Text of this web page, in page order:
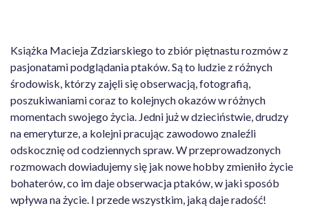
Książka Macieja Zdziarskiego to zbiór piętnastu rozmów z
pasjonatami podglądania ptaków. Są to ludzie z różnych
środowisk, którzy zajęli się obserwacją, fotografią,
poszukiwaniami coraz to kolejnych okazów w różnych
momentach swojego życia. Jedni już w dzieciństwie, drudzy
na emeryturze, a kolejni pracując zawodowo znaleźli
odskocznię od codziennych spraw. W przeprowadzonych
rozmowach dowiadujemy się jak nowe hobby zmieniło życie
bohaterów, co im daje obserwacja ptaków, w jaki sposób
wpływa na życie. I przede wszystkim, jaką daje radość!